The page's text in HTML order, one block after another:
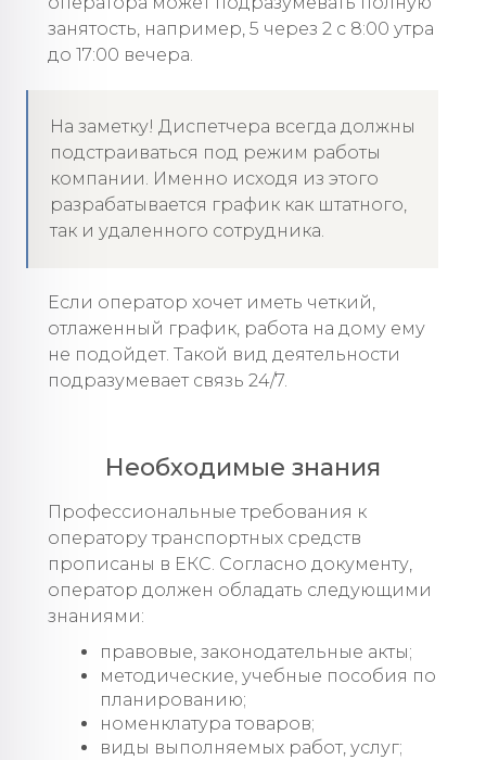
занятость, например, 5 через 2 с 8:00 утра
до 17:00 вечера.
На заметку! Диспетчера всегда должны
подстраиваться под режим работы
компании. Именно исходя из этого
разрабатывается график как штатного,
так и удаленного сотрудника.
Если оператор хочет иметь четкий,
отлаженный график, работа на дому ему
не подойдет. Такой вид деятельности
подразумевает связь 24/7.
Необходимые знания
Профессиональные требования к
оператору транспортных средств
прописаны в ЕКС. Согласно документу,
оператор должен обладать следующими
знаниями:
правовые, законодательные акты;
методические, учебные пособия по
планированию;
номенклатура товаров;
виды выполняемых работ, услуг;